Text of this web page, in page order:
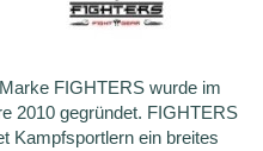
FIGHTERS wurde im
2010 gegründet. FIGHTERS
Kampfsportlern ein breites